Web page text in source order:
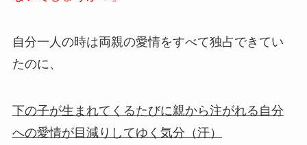
自分一人の時は両親の愛情をすべて独占できてい
たのに、
下の子が生まれてくるたびに親から注がれる自分
への愛情が目減りしてゆく気分（汗）